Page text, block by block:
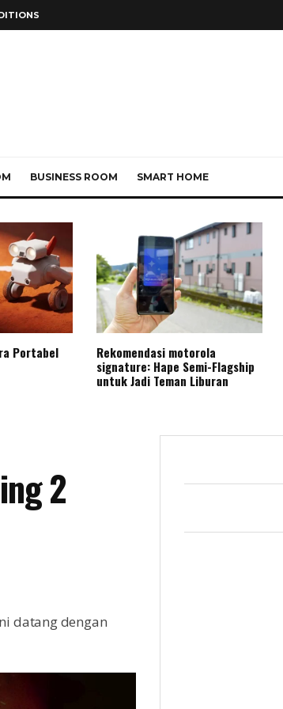
BUSINESS ROOM SMART HOME
Portabel
Rekomendasi motorola
signature: Hape Semi-Flagship
untuk Jadi Teman Liburan
2
datang dengan